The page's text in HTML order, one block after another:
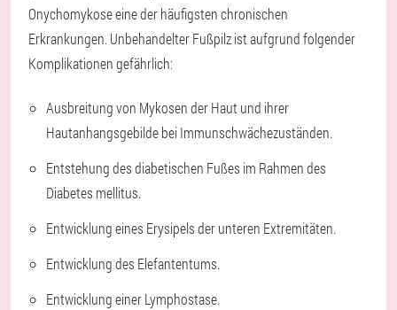
Onychomykose eine der häufigsten chronischen
Erkrankungen. Unbehandelter Fußpilz ist aufgrund folgender
Komplikationen gefährlich:
Ausbreitung von Mykosen der Haut und ihrer
Hautanhangsgebilde bei Immunschwächezuständen.
Entstehung des diabetischen Fußes im Rahmen des
Diabetes mellitus.
Entwicklung eines Erysipels der unteren Extremitäten.
Entwicklung des Elefantentums.
Entwicklung einer Lymphostase.